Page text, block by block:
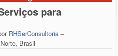
para
RHSerConsultoria –
Brasil